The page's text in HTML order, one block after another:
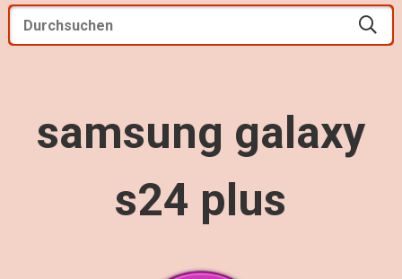
samsung galaxy
s24 plus